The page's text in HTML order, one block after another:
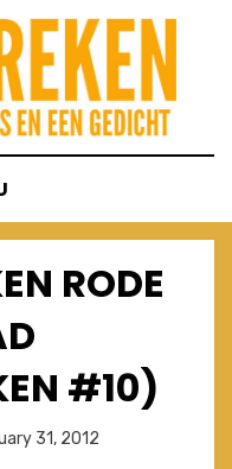
RODE
#10)
31, 2012